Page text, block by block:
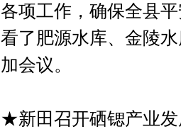
各项工作，确保全县
看了肥源水库、金陵
加会议。
★新田召开硒锶产业发